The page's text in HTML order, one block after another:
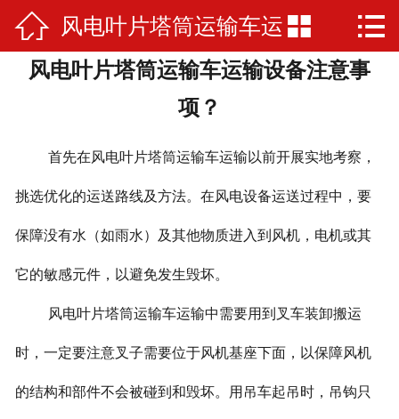
 网站首页
公司简介
厂房厂景
荣誉资质
 风电叶片塔筒运输车运
输设备注意事项？
 
风电叶片塔筒运输车运输设备注意事
项？
首先在风电叶片塔筒运输车运输以前开展实地考察，
挑选优化的运送路线及方法。在风电设备运送过程中，要
保障没有水（如雨水）及其他物质进入到风机，电机或其
它的敏感元件，以避免发生毁坏。
风电叶片塔筒运输车运输中需要用到叉车装卸搬运
时，一定要注意叉子需要位于风机基座下面，以保障风机
的结构和部件不会被碰到和毁坏。用吊车起吊时，吊钩只